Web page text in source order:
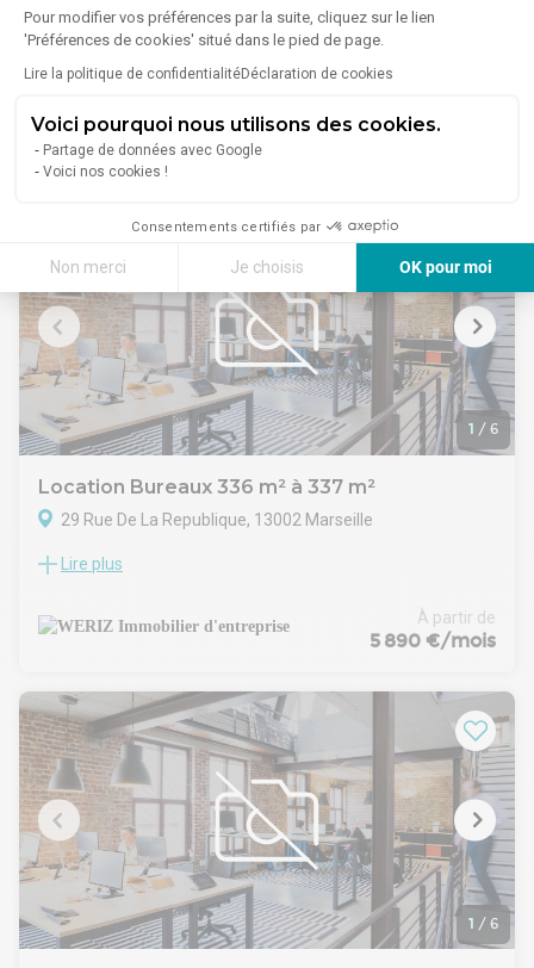
Pour modifier vos préférences par la suite, cliquez sur le lien
'Préférences de cookies' situé dans le pied de page.
Lire la politique de confidentialitéDéclaration de cookies
Voici pourquoi nous utilisons des cookies.
Partage de données avec Google
Voici nos cookies !
Consentements certifiés par
Non merci Je choisis
OK pour moi
Axeptio consent
Plateforme de Gestion du Consentement : Personnalisez vos Options
Notre plateforme vous permet d'adapter et de gérer vos paramètres
38 Rue De La Republique, 13001 Marseille
WERIZ, votre spécialiste en immobilier d'entreprise sur la
de bureau à la location sur la très prisée Rue de la
République, à proximité immédiate de nombreux
commerces et transports en commun. Ces derniers sont en
cloisonnés mais modulables, lumineux, un espace cuisine et
Lire plus
1 / 6
Location Bureaux 336 m² à 337 m²
29 Rue De La Republique, 13002 Marseille
WERIZ, votre spécialiste en immobilier d'entreprise sur la
de bureau à la location sur la très prisée Rue de la
République, à proximité immédiate de nombreux
lumineux, de grands open space confortables et traversants,
une salle de réunion et un espace repas
Lire plus
À partir de
5 890 €/mois
1 / 6